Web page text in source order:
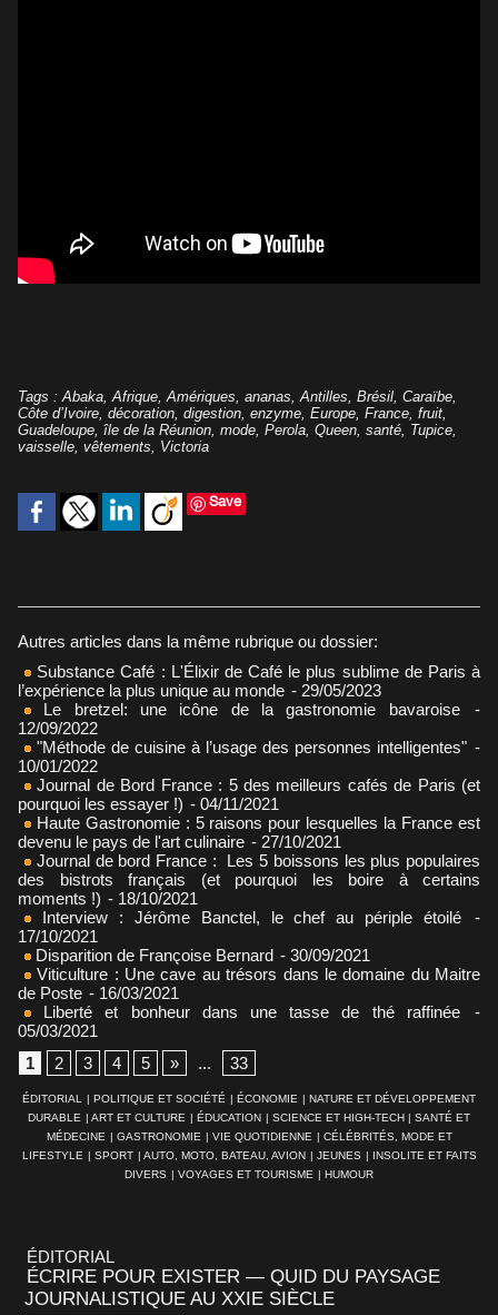
Tags :Abaka,Afrique,Amériques, ananas,Antilles, Brésil, Caraïbe,
Côte d’Ivoire, décoration, digestion, enzyme, Europe, France, fruit,
Guadeloupe, île de la Réunion, mode, Perola, Queen, santé, Tupice,
vaisselle, vêtements, Victoria
Save
Autres articles dans la même rubrique ou dossier:
Substance Café : L'Élixir de Café le plus sublime de Paris à
l’expérience la plus unique au monde - 29/05/2023
Le bretzel: une icône de la gastronomie bavaroise
-
12/09/2022
"Méthode de cuisine à l’usage des personnes intelligentes" -
10/01/2022
Journal de Bord France : 5 des meilleurs cafés de Paris (et
pourquoi les essayer !) - 04/11/2021
Haute Gastronomie : 5 raisons pour lesquelles la France est
devenu le pays de l'art culinaire - 27/10/2021
Journal de bord France : Les 5 boissons les plus populaires
des bistrots français (et pourquoi les boire à certains
moments !) - 18/10/2021
Interview : Jérôme Banctel, le chef au périple étoilé
-
17/10/2021
Disparition de Françoise Bernard - 30/09/2021
Viticulture : Une cave au trésors dans le domaine du Maitre
de Poste - 16/03/2021
Liberté et bonheur dans une tasse de thé raffinée
-
05/03/2021
1
2 3 4 5 » ... 33
ÉDITORIAL | POLITIQUE ET SOCIÉTÉ | ÉCONOMIE | NATURE ET DÉVELOPPEMENT
DURABLE | ART ET CULTURE | ÉDUCATION | SCIENCE ET HIGH-TECH | SANTÉ ET
MÉDECINE | GASTRONOMIE | VIE QUOTIDIENNE | CÉLÉBRITÉS, MODE ET
LIFESTYLE | SPORT | AUTO, MOTO, BATEAU, AVION | JEUNES | INSOLITE ET FAITS
DIVERS | VOYAGES ET TOURISME | HUMOUR
ÉDITORIAL
ÉCRIRE POUR EXISTER — QUID DU PAYSAGE
JOURNALISTIQUE AU XXIE SIÈCLE